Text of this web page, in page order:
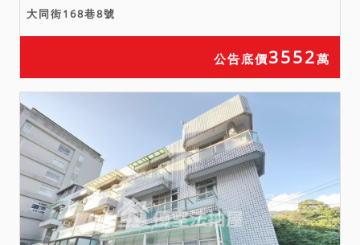
大同街168巷8號
公告底價3552萬